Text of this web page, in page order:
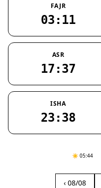
FAJR
03:11
ASR
17:37
ISHA
23:38
☀️ 05:44
‹ 08/08